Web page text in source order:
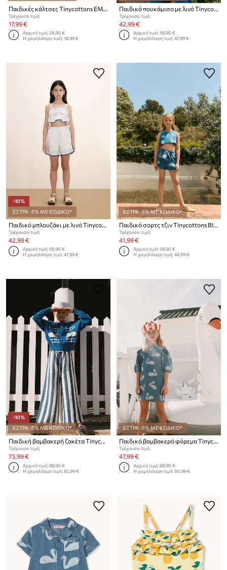
Τρέχουσα τιμή:
17,99 €
Αρχική τιμή:24,90 €
Η χαμηλότερη τιμή:18,99 €
Τρέχουσα τιμή:
42,99 €
Αρχική τιμή:58,90 €
Η χαμηλότερη τιμή:47,99 €
-10%
ΕΞΤΡΑ -5% ΜΕ ΚΩΔΙΚΟ*
Παιδικό μπλουζάκι με λινό Tinycottons SWANS BOWS LINEN TOP
Τρέχουσα τιμή:
42,99 €
Αρχική τιμή:58,90 €
Η χαμηλότερη τιμή:47,99 €
ΕΞΤΡΑ -5% ΜΕ ΚΩΔΙΚΟ*
Παιδικό σορτς τζιν Tinycottons BIG SWANS SHORTS
Τρέχουσα τιμή:
41,99 €
Αρχική τιμή:58,90 €
Η χαμηλότερη τιμή:44,99 €
-10%
ΕΞΤΡΑ -5% ΜΕ ΚΩΔΙΚΟ*
Παιδική βαμβακερή ζακέτα Tinycottons SWANS DIAMONDS CARDIGAN
Τρέχουσα τιμή:
73,99 €
Αρχική τιμή:98,90 €
Η χαμηλότερη τιμή:82,99 €
ΕΞΤΡΑ -5% ΜΕ ΚΩΔΙΚΟ*
Παιδικό βαμβακερό φόρεμα Tinycottons BIG SWANS DRESS
Τρέχουσα τιμή:
47,99 €
Αρχική τιμή:68,90 €
Η χαμηλότερη τιμή:50,99 €